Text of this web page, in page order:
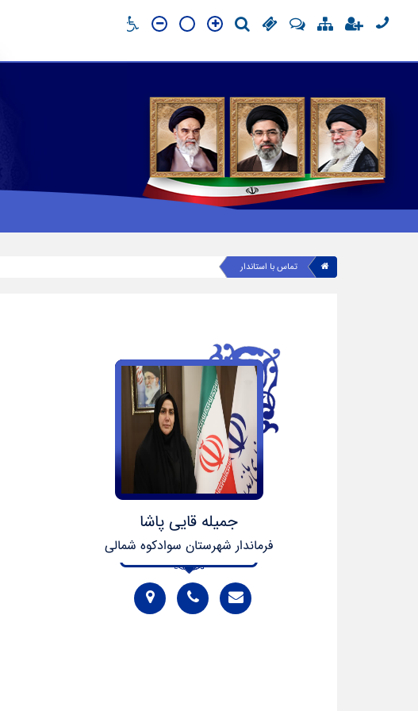
تماس با استاندار
جمیله قایی پاشا
فرماندار شهرستان سوادکوه شمالی